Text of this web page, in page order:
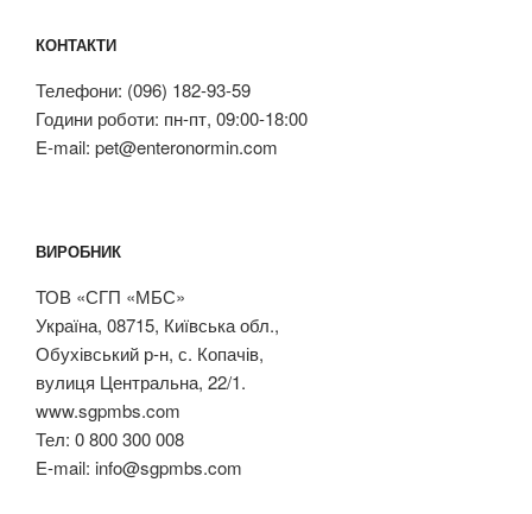
КОНТАКТИ
Телефони: (096) 182-93-59
Години роботи: пн-пт, 09:00-18:00
E-mail: pet@enteronormin.com
ВИРОБНИК
ТОВ «СГП «МБС»
Україна, 08715, Київська обл.,
Обухівський р-н, с. Копачів,
вулиця Центральна, 22/1.
www.sgpmbs.com
Тел: 0 800 300 008
E-mail: info@sgpmbs.com